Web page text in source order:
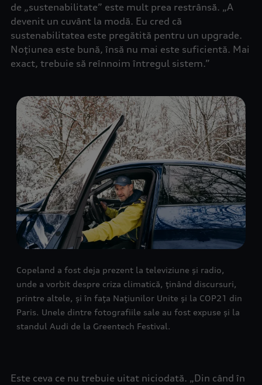
de „sustenabilitate” este mult prea restrânsă. „A
devenit un cuvânt la modă. Eu cred că
sustenabilitatea este pregătită pentru un upgrade.
Noțiunea este bună, însă nu mai este suficientă. Mai
exact, trebuie să reînnoim întregul sistem.”
Copeland a fost deja prezent la televiziune și radio,
unde a vorbit despre criza climatică, ținând discursuri,
printre altele, și în fața Națiunilor Unite și la COP21 din
Paris. Unele dintre fotografiile sale au fost expuse și la
standul Audi de la Greentech Festival.
Este ceva ce nu trebuie uitat niciodată. „Din când în